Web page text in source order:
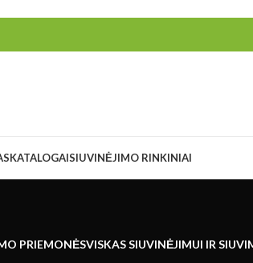
KATALOGAISIUVINĖJIMO RINKINIAI
PRIEMONĖSVISKAS SIUVINĖJIMUI IR